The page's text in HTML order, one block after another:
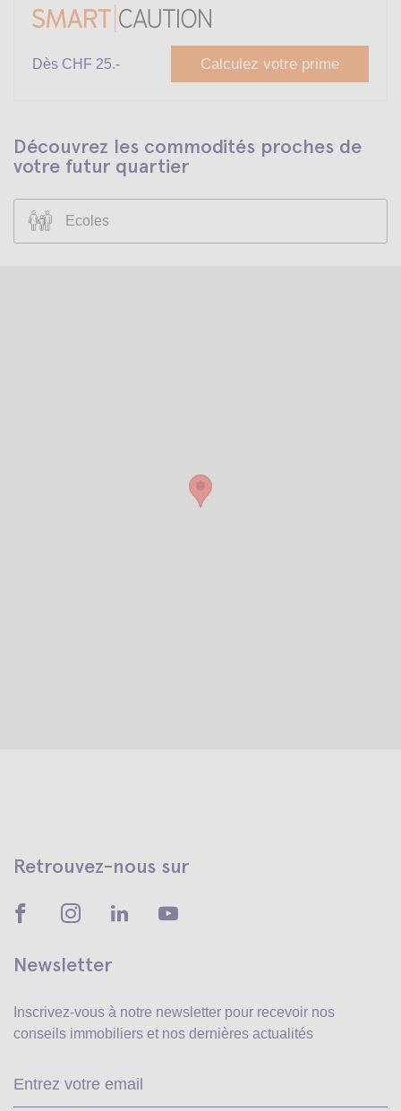
Dès CHF 25.- Calculez votre prime
Découvrez les commodités proches de
votre futur quartier
Ecoles
Retrouvez-nous sur
Newsletter
Inscrivez-vous à notre newsletter pour recevoir nos
conseils immobiliers et nos dernières actualités